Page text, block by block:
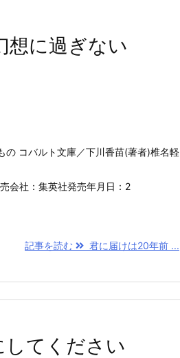
想に過ぎない
の コバルト文庫／下川香苗(著者)椎名軽
会社：集英社発売年月日：2
記事を読む 君に届けは20年前 ...
てください